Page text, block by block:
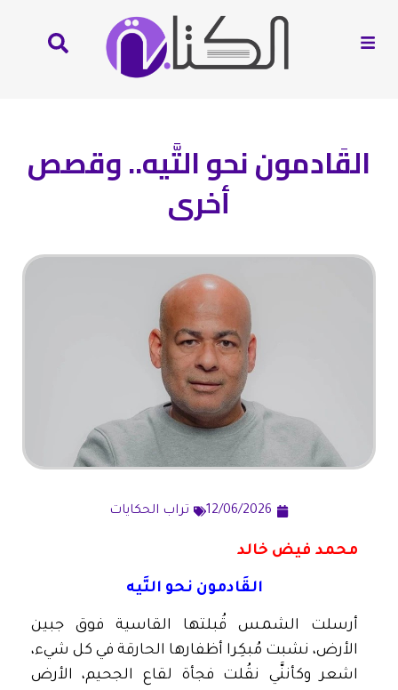
القَادمون نحو التَّيه.. وقصص
أخرى
12/06/2026 تراب الحكايات
محمد فيض خالد
القَادمون نحو التَّيه
أرسلت الشمس قُبلتها القاسية فوق جبين
الأرض، نشبت مُبكِرا أظفارها الحارقة في كل شيء،
اشعر وكأننَّي نقُلت فجأة لقاع الجحيم، الأرض